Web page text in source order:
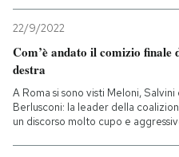
I MIEI PREFERITI
SHOP
22/9/2022
Com’è andato il comizio finale
destra
A Roma si sono visti Meloni, Salvini
Berlusconi: la leader della
un discorso molto cupo e